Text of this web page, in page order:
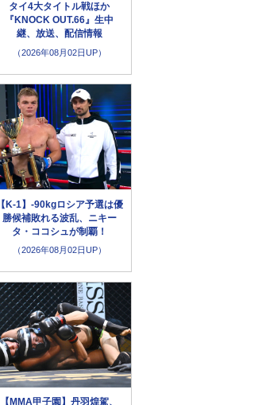
タイ4大タイトル戦ほか
『KNOCK OUT.66』生中
継、放送、配信情報
（2026年08月02日UP）
【K-1】-90kgロシア予選は優
勝候補敗れる波乱、ニキー
タ・ココシュが制覇！
（2026年08月02日UP）
【MMA甲子園】丹羽煌駕、